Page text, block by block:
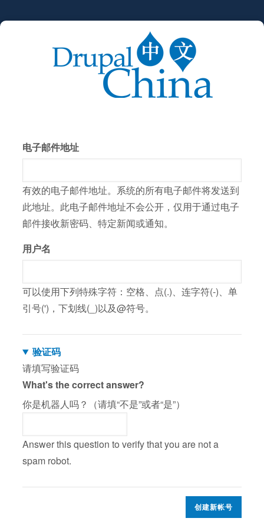
跳
电子邮件地址
有效的电子邮件地址。系统的所有电子邮件将发送到
此地址。此电子邮件地址不会公开，仅用于通过电子
邮件接收新密码、特定新闻或通知。
用户名
可以使用下列特殊字符：空格、点(.)、连字符(-)、单
引号(')，下划线(_)以及@符号。
验证码
请填写验证码
What's the correct answer?
你是机器人吗？（请填“不是”或者“是”）
Answer this question to verify that you are not a
spam robot.